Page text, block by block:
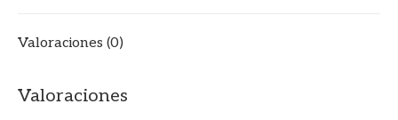
HAWAIIAN
Valoraciones (0)
Valoraciones